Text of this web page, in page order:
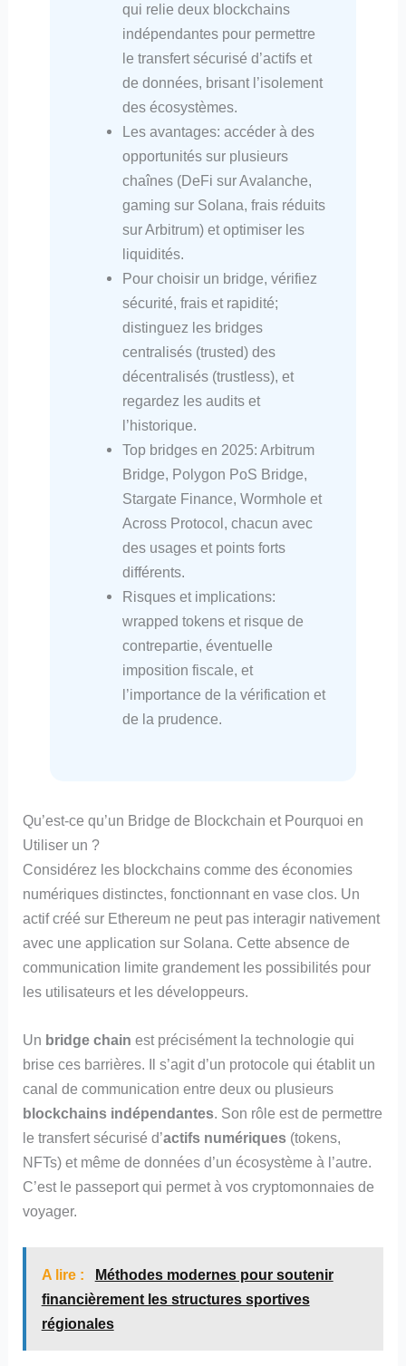
qui relie deux blockchains
indépendantes pour permettre
le transfert sécurisé d’actifs et
de données, brisant l’isolement
des écosystèmes.
Les avantages: accéder à des
opportunités sur plusieurs
chaînes (DeFi sur Avalanche,
gaming sur Solana, frais réduits
sur Arbitrum) et optimiser les
liquidités.
Pour choisir un bridge, vérifiez
sécurité, frais et rapidité;
distinguez les bridges
centralisés (trusted) des
décentralisés (trustless), et
regardez les audits et
l’historique.
Top bridges en 2025: Arbitrum
Bridge, Polygon PoS Bridge,
Stargate Finance, Wormhole et
Across Protocol, chacun avec
des usages et points forts
différents.
Risques et implications:
wrapped tokens et risque de
contrepartie, éventuelle
imposition fiscale, et
l’importance de la vérification et
de la prudence.
Qu’est-ce qu’un Bridge de Blockchain et Pourquoi en
Utiliser un ?
Considérez les blockchains comme des économies
numériques distinctes, fonctionnant en vase clos. Un
actif créé sur Ethereum ne peut pas interagir nativement
avec une application sur Solana. Cette absence de
communication limite grandement les possibilités pour
les utilisateurs et les développeurs.
Un bridge chain est précisément la technologie qui
brise ces barrières. Il s’agit d’un protocole qui établit un
canal de communication entre deux ou plusieurs
blockchains indépendantes. Son rôle est de permettre
le transfert sécurisé d’actifs numériques (tokens,
NFTs) et même de données d’un écosystème à l’autre.
C’est le passeport qui permet à vos cryptomonnaies de
voyager.
A lire :
Méthodes modernes pour soutenir
financièrement les structures sportives
régionales